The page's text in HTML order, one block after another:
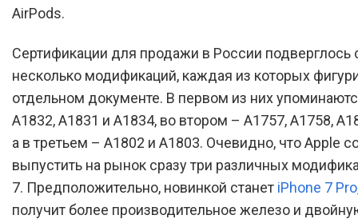
AirPods.
Сертификации для продажи в России подверглось
несколько модификаций, каждая из которых
отдельном документе. В первом из них
A1832, A1831 и A1834, во втором – A1757, A1758,
а в третьем – A1802 и A1803. Очевидно, что Apple
выпустить на рынок сразу три различных
7. Предположительно, новинкой станет iPhone 7 Pro
получит более производительное железо и